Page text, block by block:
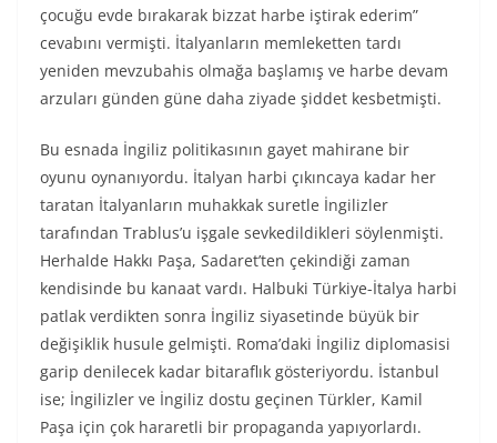
çocuğu evde bırakarak bizzat harbe iştirak ederim”
cevabını vermişti. İtalyanların memleketten tardı
yeniden mevzubahis olmağa başlamış ve harbe devam
arzuları günden güne daha ziyade şiddet kesbetmişti.
Bu esnada İngiliz politikasının gayet mahirane bir
oyunu oynanıyordu. İtalyan harbi çıkıncaya kadar her
taratan İtalyanların muhakkak suretle İngilizler
tarafından Trablus’u işgale sevkedildikleri söylenmişti.
Herhalde Hakkı Paşa, Sadaret’ten çekindiği zaman
kendisinde bu kanaat vardı. Halbuki Türkiye-İtalya harbi
patlak verdikten sonra İngiliz siyasetinde büyük bir
değişiklik husule gelmişti. Roma’daki İngiliz diplomasisi
garip denilecek kadar bitaraflık gösteriyordu. İstanbul
ise; İngilizler ve İngiliz dostu geçinen Türkler, Kamil
Paşa için çok hararetli bir propaganda yapıyorlardı.